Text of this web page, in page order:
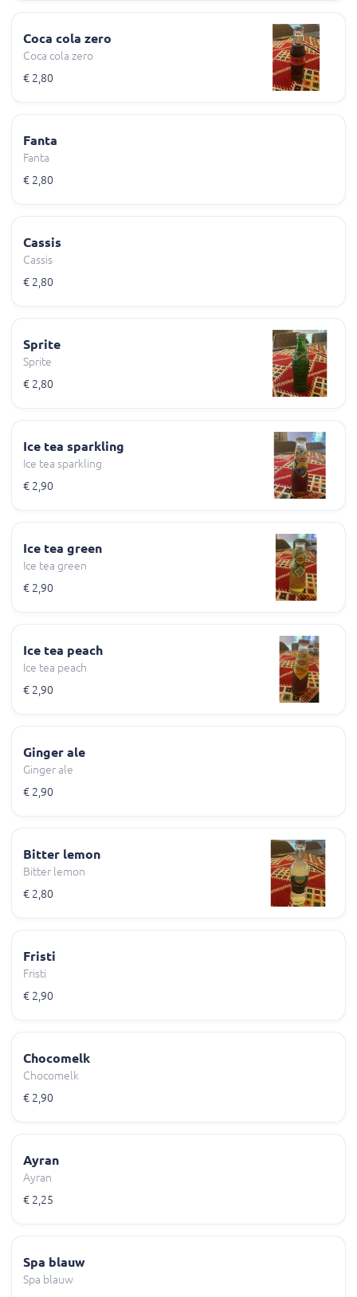
Coca cola zero
Coca cola zero
€ 2,80
Fanta
Fanta
€ 2,80
Cassis
Cassis
€ 2,80
Sprite
Sprite
€ 2,80
Ice tea sparkling
Ice tea sparkling
€ 2,90
Ice tea green
Ice tea green
€ 2,90
Ice tea peach
Ice tea peach
€ 2,90
Ginger ale
Ginger ale
€ 2,90
Bitter lemon
Bitter lemon
€ 2,80
Fristi
Fristi
€ 2,90
Chocomelk
Chocomelk
€ 2,90
Ayran
Ayran
€ 2,25
Spa blauw
Spa blauw